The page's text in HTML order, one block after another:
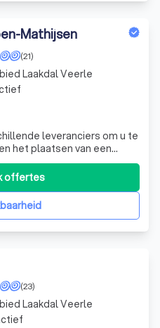
Mathijsen
(21)
leveranciers om u te
het plaatsen van een
columbariumplaat of een
Daarnaast
om uw geliefde te
o
offertes
Laakdal Veerle
(23)
Laakdal Veerle